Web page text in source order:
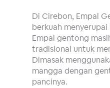
Di Cirebon, Empal
berkuah
Empal gentong
tradisional untuk
Dimasak
mangga dengan
pancinya.